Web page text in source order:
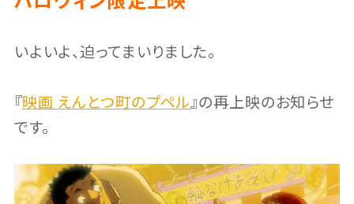
いよいよ、迫ってまいりました。
『映画 えんとつ町のプペル』の再上映のお知らせ
です。